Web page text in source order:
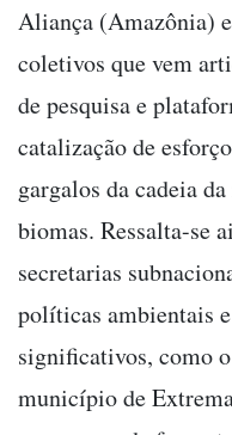
Aliança (Amazônia)
coletivos que vem
de pesquisa e
catalização de
gargalos da cadeia
biomas. Ressalta-se
secretarias
políticas ambientais
significativos, como
município de